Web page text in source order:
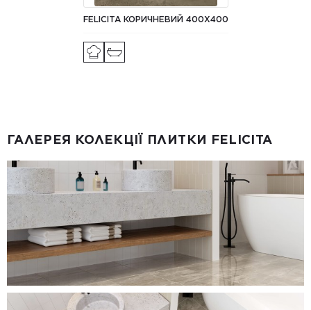
FELICITA КОРИЧНЕВИЙ 400Х400
ГАЛЕРЕЯ КОЛЕКЦІЇ ПЛИТКИ FELICITA